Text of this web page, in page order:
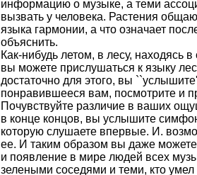
информацию о музыке, а теми
вызвать у человека. Растения
языка гармонии, а что означает
объяснить.
Как-нибудь летом, в лесу, находясь
вы можете прислушаться к языку
достаточно для этого, вы
понравившееся вам, посмотрите и
Почувствуйте различие в ваших
в конце концов, вы услышите
которую слушаете впервые. И.
ее. И таким образом вы даже
и появление в мире людей всех
зелеными соседями и теми, кто